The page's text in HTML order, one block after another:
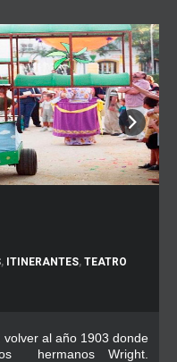
, ITINERANTES, TEATRO
al año 1903 donde
hermanos Wright.